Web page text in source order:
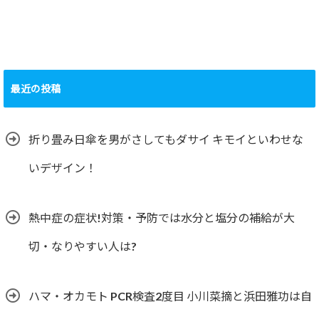
最近の投稿
折り畳み日傘を男がさしてもダサイ キモイといわせな
いデザイン！
熱中症の症状!対策・予防では水分と塩分の補給が大
切・なりやすい人は?
ハマ・オカモト PCR検査2度目 小川菜摘と浜田雅功は自